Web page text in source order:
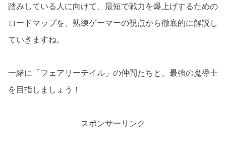
踏みしている人に向けて、最短で戦力を爆上げするための
ロードマップを、熟練ゲーマーの視点から徹底的に解説し
ていきますね。
一緒に「フェアリーテイル」の仲間たちと、最強の魔導士
を目指しましょう！
スポンサーリンク